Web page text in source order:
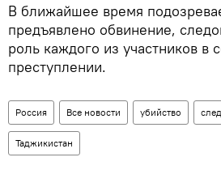
В ближайшее время
предъявлено обвинение,
роль каждого из участников в
преступлении.
Россия Все новости убийство
Таджикистан